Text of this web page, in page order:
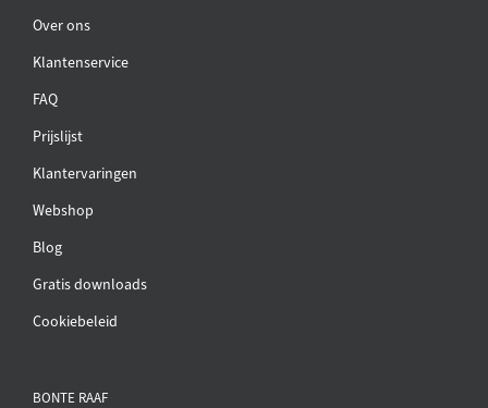
Over ons
Klantenservice
FAQ
Prijslijst
Klantervaringen
Webshop
Blog
Gratis downloads
Cookiebeleid
BONTE RAAF